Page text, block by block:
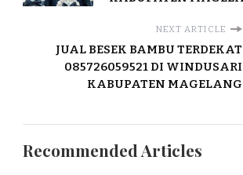
NEXT ARTICLE
JUAL BESEK BAMBU TERDEKAT
085726059521 DI WINDUSARI
KABUPATEN MAGELANG
Recommended Articles